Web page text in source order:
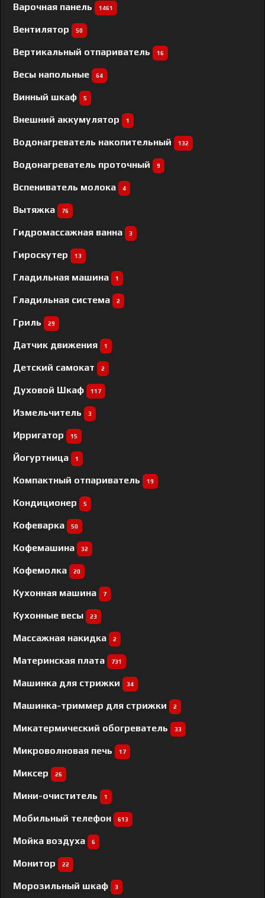
Варочная панель 1461
Вентилятор 50
Вертикальный отпариватель 16
Весы напольные 64
Винный шкаф 5
Внешний аккумулятор 1
Водонагреватель накопительный 132
Водонагреватель проточный 9
Вспениватель молока 4
Вытяжка 76
Гидромассажная ванна 3
Гироскутер 13
Гладильная машина 1
Гладильная система 2
Гриль 29
Датчик движения 1
Детский самокат 2
Духовой Шкаф 117
Измельчитель 3
Ирригатор 15
Йогуртница 1
Компактный отпариватель 19
Кондиционер 5
Кофеварка 50
Кофемашина 32
Кофемолка 20
Кухонная машина 7
Кухонные весы 23
Массажная накидка 2
Материнская плата 731
Машинка для стрижки 34
Машинка-триммер для стрижки 2
Микатермический обогреватель 33
Микроволновая печь 17
Миксер 26
Мини-очиститель 1
Мобильный телефон 613
Мойка воздуха 6
Монитор 22
Морозильный шкаф 3